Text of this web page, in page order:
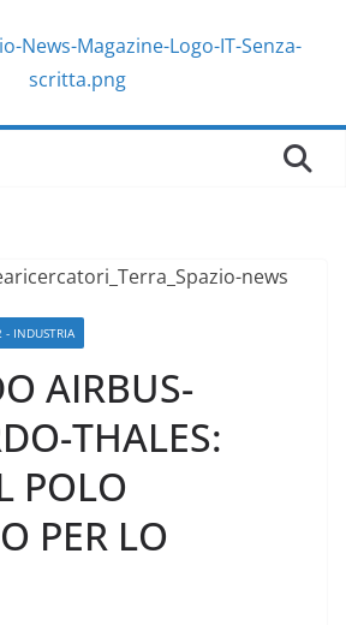
- INDUSTRIA
AIRBUS-
THALES:
POLO
PER LO